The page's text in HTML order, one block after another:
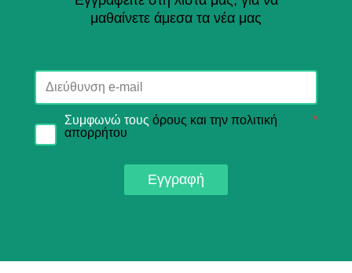
μαθαίνετε άμεσα τα νέα μας
Συμφωνώ τους όρους και την πολιτική
απορρήτου
*
Εγγραφή